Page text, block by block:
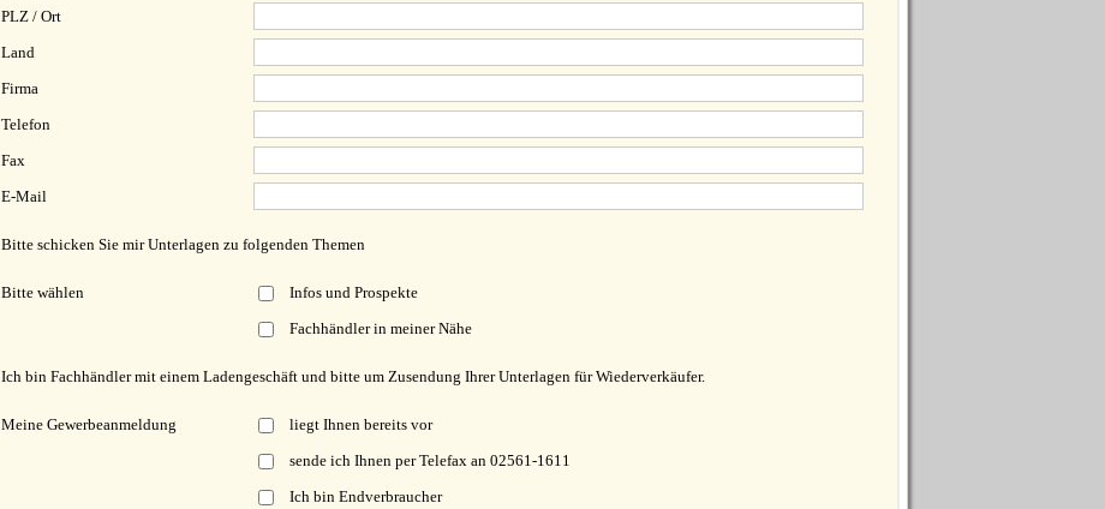
PLZ / Ort
Land
Firma
Telefon
Fax
E-Mail
Bitte schicken Sie mir Unterlagen zu folgenden Themen
Bitte wählen
Infos und Prospekte
Fachhändler in meiner Nähe
Ich bin Fachhändler mit einem Ladengeschäft und bitte um Zusendung Ihrer Unterlagen für Wiederverkäufer.
Meine Gewerbeanmeldung
liegt Ihnen bereits vor
sende ich Ihnen per Telefax an 02561-1611
Ich bin Endverbraucher